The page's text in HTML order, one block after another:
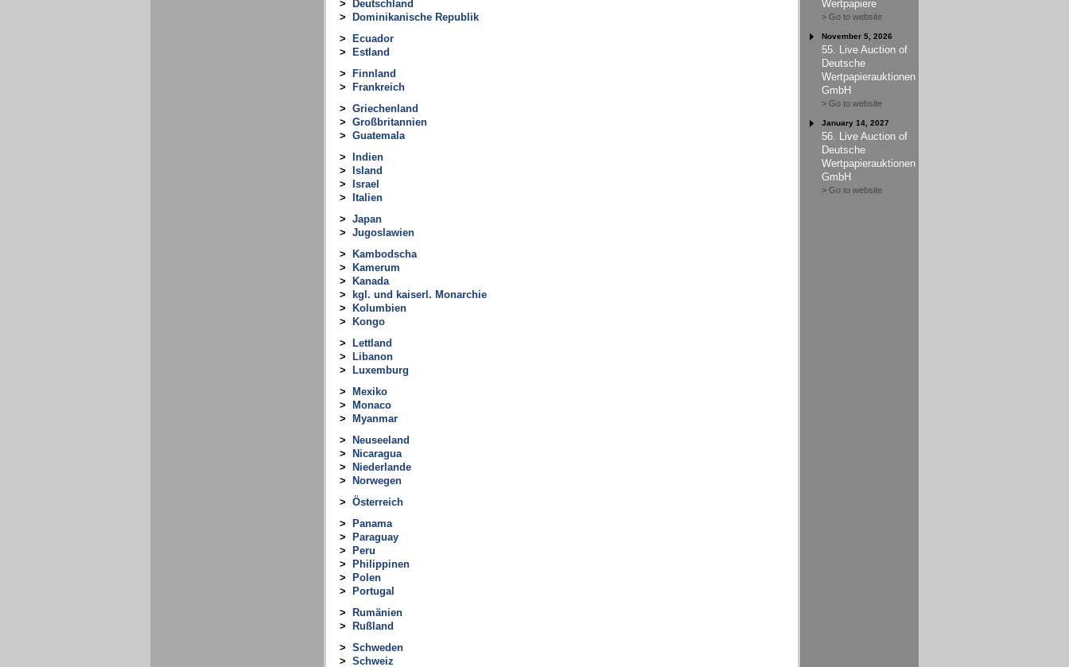
>
Deutschland
>
Dominikanische Republik
>
Ecuador
>
Estland
>
Finnland
>
Frankreich
> Griechenland
> Großbritannien
> Guatemala
>
Indien
>
Island
>
Israel
>
Italien
> Japan
> Jugoslawien
>
Kambodscha
>
Kamerum
>
Kanada
>
kgl. und kaiserl. Monarchie
>
Kolumbien
>
Kongo
>
Lettland
>
Libanon
>
Luxemburg
>
Mexiko
>
Monaco
>
Myanmar
>
Neuseeland
>
Nicaragua
>
Niederlande
>
Norwegen
> Österreich
>
Panama
>
Paraguay
>
Peru
>
Philippinen
>
Polen
>
Portugal
>
Rumänien
>
Rußland
> Schweden
> Schweiz
Wertpapiere
> Go to website
November 5, 2026
55. Live Auction of
Deutsche
Wertpapierauktionen
GmbH
> Go to website
January 14, 2027
56. Live Auction of
Deutsche
Wertpapierauktionen
GmbH
> Go to website